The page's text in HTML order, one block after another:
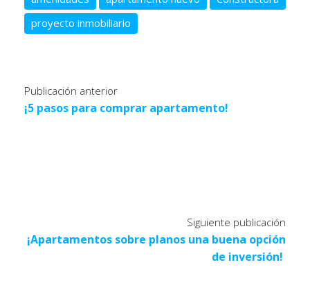
proyecto inmobiliario
Publicación anterior
¡5 pasos para comprar apartamento!
Siguiente publicación
¡Apartamentos sobre planos una buena opción
de inversión!